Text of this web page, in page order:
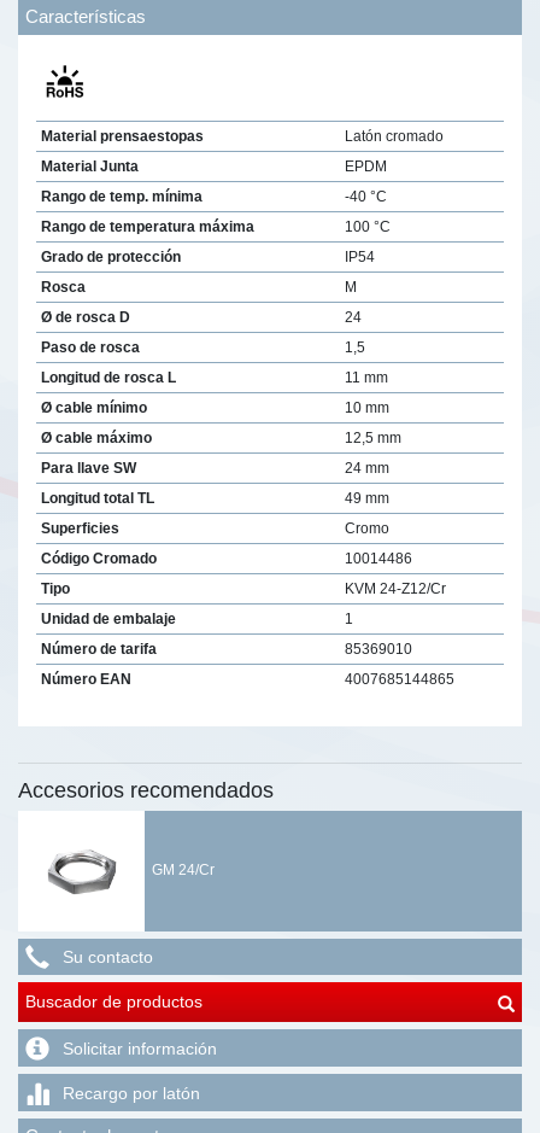
Características
Material prensaestopas
Latón cromado
Material Junta
EPDM
Rango de temp. mínima
-40 °C
Rango de temperatura máxima
100 °C
Grado de protección
IP54
Rosca
M
Ø de rosca D
24
Paso de rosca
1,5
Longitud de rosca L
11 mm
Ø cable mínimo
10 mm
Ø cable máximo
12,5 mm
Para llave SW
24 mm
Longitud total TL
49 mm
Superficies
Cromo
Código Cromado
10014486
Tipo
KVM 24-Z12/Cr
Unidad de embalaje
1
Número de tarifa
85369010
Número EAN
4007685144865
Accesorios recomendados
GM 24/Cr
Su contacto
Buscador de productos
Solicitar información
Recargo por latón